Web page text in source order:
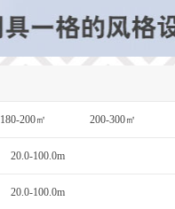
180-200㎡ 200-300㎡
20.0-100.0m
20.0-100.0m